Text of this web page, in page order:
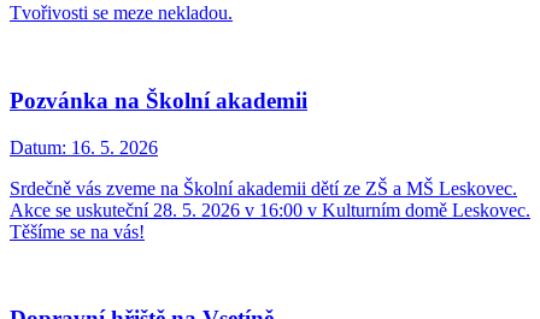
Tvořivosti se meze nekladou.
Pozvánka na Školní akademii
Datum: 16. 5. 2026
Srdečně vás zveme na Školní akademii dětí ze ZŠ a MŠ Leskovec.
Akce se uskuteční 28. 5. 2026 v 16:00 v Kulturním domě Leskovec.
Těšíme se na vás!